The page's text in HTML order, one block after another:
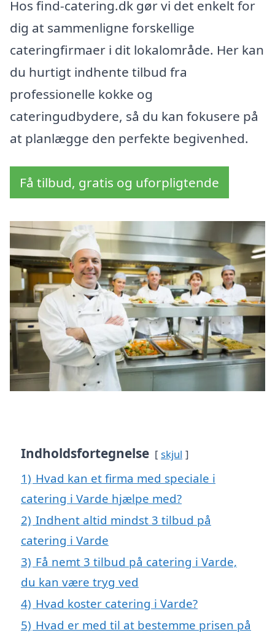
Hos find-catering.dk gør vi det enkelt for
dig at sammenligne forskellige
cateringfirmaer i dit lokalområde. Her kan
du hurtigt indhente tilbud fra
professionelle kokke og
cateringudbydere, så du kan fokusere på
at planlægge den perfekte begivenhed.
Få tilbud, gratis og uforpligtende
Indholdsfortegnelse skjul
1) Hvad kan et firma med speciale i
catering i Varde hjælpe med?
2) Indhent altid mindst 3 tilbud på
catering i Varde
3) Få nemt 3 tilbud på catering i Varde,
du kan være tryg ved
4) Hvad koster catering i Varde?
5) Hvad er med til at bestemme prisen på